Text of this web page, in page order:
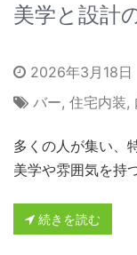
美学と設計
2026年3月18日
バー, 住宅内装,
多くの人が集い、
美学や雰囲気を持
続きを読む